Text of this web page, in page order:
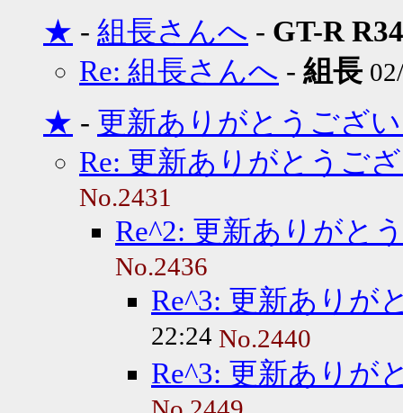
★ - 組長さんへ - GT-R R34
Re: 組長さんへ - 組長
★ - 更新ありがとうござ
Re: 更新ありがとうご
No.2431
Re^2: 更新ありがと
No.2436
Re^3: 更新ありが
22:24 No.2440
Re^3: 更新ありが